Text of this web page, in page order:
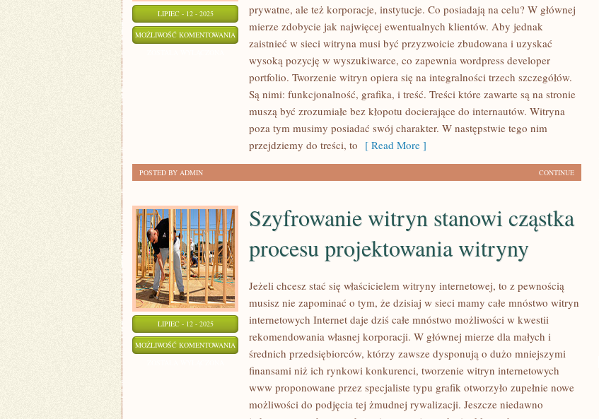
LIPIEC - 12 - 2025
MOŻLIWOŚĆ KOMENTOWANIA
prywatne, ale też korporacje, instytucje. Co posiadają na celu? W głównej
mierze zdobycie jak najwięcej ewentualnych klientów. Aby jednak
zaistnieć w sieci witryna musi być przyzwoicie zbudowana i uzyskać
wysoką pozycję w wyszukiwarce, co zapewnia wordpress developer
portfolio. Tworzenie witryn opiera się na integralności trzech szczegółów.
Są nimi: funkcjonalność, grafika, i treść. Treści które zawarte są na stronie
muszą być zrozumiałe bez kłopotu docierające do internautów. Witryna
poza tym musimy posiadać swój charakter. W następstwie tego nim
przejdziemy do treści, to [ Read More ]
CONTINUE
POSTED BY ADMIN
LIPIEC - 12 - 2025
MOŻLIWOŚĆ KOMENTOWANIA
Szyfrowanie witryn stanowi cząstka
procesu projektowania witryny
Jeżeli chcesz stać się właścicielem witryny internetowej, to z pewnością
musisz nie zapominać o tym, że dzisiaj w sieci mamy całe mnóstwo witryn
internetowych Internet daje dziś całe mnóstwo możliwości w kwestii
rekomendowania własnej korporacji. W głównej mierze dla małych i
średnich przedsiębiorców, którzy zawsze dysponują o dużo mniejszymi
finansami niż ich rynkowi konkurenci, tworzenie witryn internetowych
www proponowane przez specjaliste typu grafik otworzyło zupełnie nowe
możliwości do podjęcia tej żmudnej rywalizacji. Jeszcze niedawno